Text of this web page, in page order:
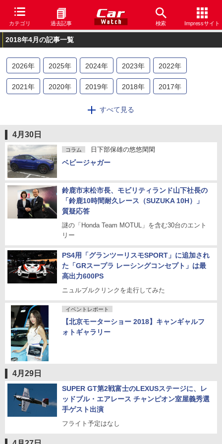
カテゴリ 過去記事 検索 Impressサイト
2018年4月の記事一覧
2026年 2025年 2024年 2023年 2022年
2021年 2020年 2019年 2018年 2017年
2014年 2013
すべて見る
4月30日
コラム 日下部保雄の悠悠閑閑
ベビージャガー
鈴鹿市末松市長、モビリティランド山下社長の
「鈴鹿10時間耐久レース（SUZUKA 10H）」
質疑応答
謎の「Honda Team MOTUL」を含む30台のエント
リー
PS4用「グランツーリスモSPORT」に追加され
た「GRスープラ レーシングコンセプト」は最
高出力600PS
ニュルブルクリンクを走行してみた
イベントレポート
【北京モーターショー 2018】キャンギャルフ
ォトギャラリー
4月29日
SUPER GT第2戦富士のLEXUSステージに、レ
ッドブル・エアレース チャンピオン室屋義秀選
手ゲスト出演
フライト予定はなし